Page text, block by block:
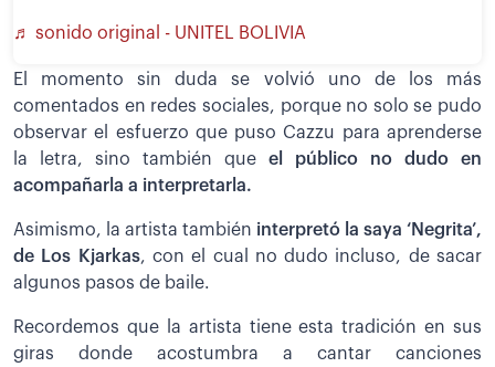
♬ sonido original - UNITEL BOLIVIA
El momento sin duda se volvió uno de los más
comentados en redes sociales, porque no solo se pudo
observar el esfuerzo que puso Cazzu para aprenderse
la letra, sino también que el público no dudo en
acompañarla a interpretarla.
Asimismo, la artista también interpretó la saya ‘Negrita’,
de Los Kjarkas, con el cual no dudo incluso, de sacar
algunos pasos de baile.
Recordemos que la artista tiene esta tradición en sus
giras donde acostumbra a cantar canciones